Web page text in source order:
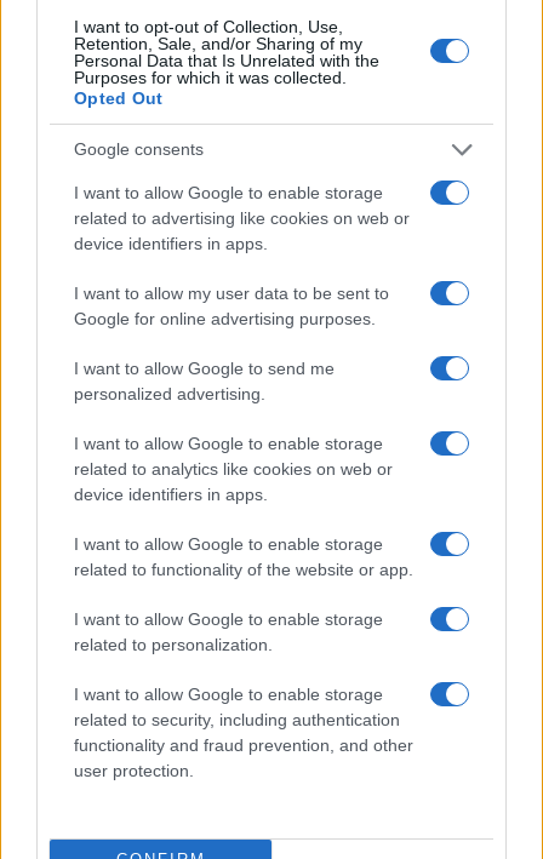
I want to opt-out of Collection, Use,
Retention, Sale, and/or Sharing of my
Personal Data that Is Unrelated with the
Purposes for which it was collected.
Opted Out
Google consents
I want to allow Google to enable storage
related to advertising like cookies on web or
device identifiers in apps.
I want to allow my user data to be sent to
Google for online advertising purposes.
I want to allow Google to send me
personalized advertising.
I want to allow Google to enable storage
related to analytics like cookies on web or
device identifiers in apps.
I want to allow Google to enable storage
related to functionality of the website or app.
I want to allow Google to enable storage
related to personalization.
I want to allow Google to enable storage
related to security, including authentication
functionality and fraud prevention, and other
user protection.
À lire aussi
AUTOMOBILE
Réparations automobiles 2025: le guide malin pour réduire la
Infos Rédaction · 27 Août 2025